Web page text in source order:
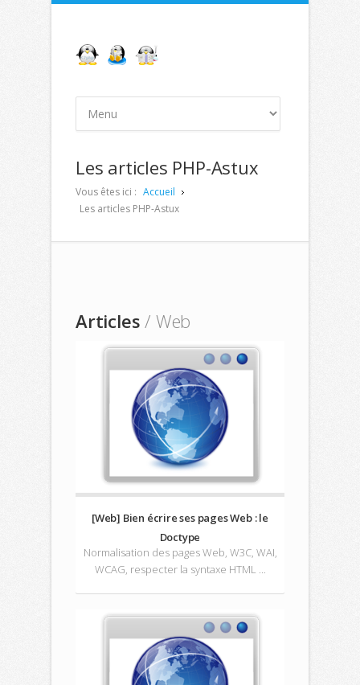
Les articles PHP-Astux
Vous êtes ici : Accueil
Les articles PHP-Astux
Articles/ Web
[Web] Bien écrire ses pages Web : le
Doctype
Normalisation des pages Web, W3C, WAI,
WCAG, respecter la syntaxe HTML ...